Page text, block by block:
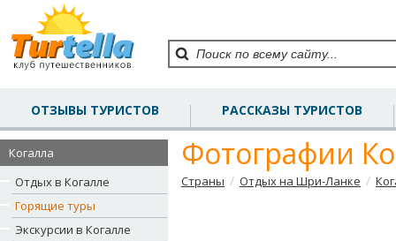
ОТЗЫВЫ ТУРИСТОВ РАССКАЗЫ ТУРИСТОВ
Когалла
Отдых в Когалле
Горящие туры
Экскурсии в Когалле
Фотографии
Страны / Отдых на Шри-Ланке /